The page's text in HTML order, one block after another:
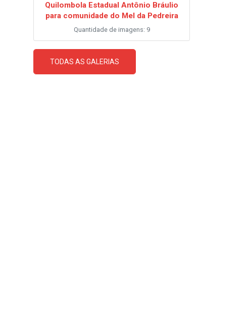
Quilombola Estadual Antônio Bráulio
para comunidade do Mel da Pedreira
Quantidade de imagens: 9
TODAS AS GALERIAS